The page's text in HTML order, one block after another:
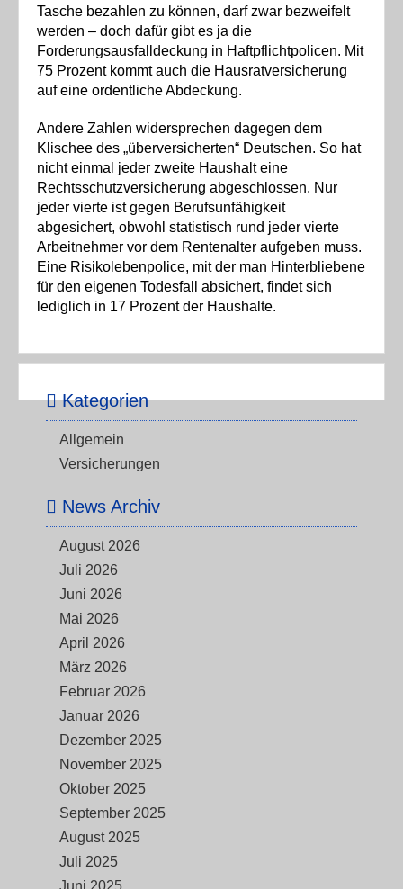
Tasche bezahlen zu können, darf zwar bezweifelt
werden – doch dafür gibt es ja die
Forderungsausfalldeckung in Haftpflichtpolicen. Mit
75 Prozent kommt auch die Hausratversicherung
auf eine ordentliche Abdeckung.
Andere Zahlen widersprechen dagegen dem
Klischee des „überversicherten“ Deutschen. So hat
nicht einmal jeder zweite Haushalt eine
Rechtsschutzversicherung abgeschlossen. Nur
jeder vierte ist gegen Berufsunfähigkeit
abgesichert, obwohl statistisch rund jeder vierte
Arbeitnehmer vor dem Rentenalter aufgeben muss.
Eine Risikolebenpolice, mit der man Hinterbliebene
für den eigenen Todesfall absichert, findet sich
lediglich in 17 Prozent der Haushalte.
Kategorien
Allgemein
Versicherungen
News Archiv
August 2026
Juli 2026
Juni 2026
Mai 2026
April 2026
März 2026
Februar 2026
Januar 2026
Dezember 2025
November 2025
Oktober 2025
September 2025
August 2025
Juli 2025
Juni 2025